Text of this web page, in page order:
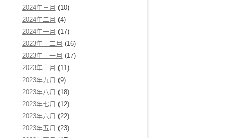
2024年三月 (10)
2024年二月 (4)
2024年一月 (17)
2023年十二月 (16)
2023年十一月 (17)
2023年十月 (11)
2023年九月 (9)
2023年八月 (18)
2023年七月 (12)
2023年六月 (22)
2023年五月 (23)